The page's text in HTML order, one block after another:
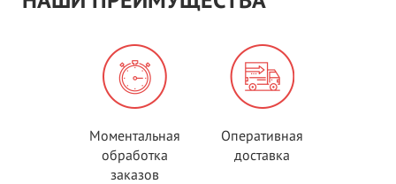
Моментальная
обработка
заказов
Оперативная
доставка